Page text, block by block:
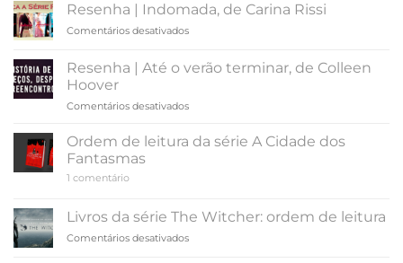
Resenha | Indomada, de Carina Rissi
Comentários desativadosem
Indomada,
Carina
Resenha | Até o verão terminar, de Colleen
Hoover
Comentários desativadosem
de
Hoover
Ordem de leitura da série A Cidade dos
Fantasmas
1 comentárioem
leitura
da
série
Livros da série The Witcher: ordem de leitura
Comentários desativadosem